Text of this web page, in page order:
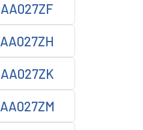
AA027ZF
AA027ZH
AA027ZK
AA027ZM